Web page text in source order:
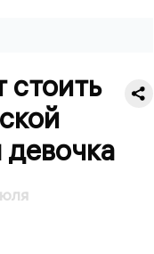
стоить
девочка